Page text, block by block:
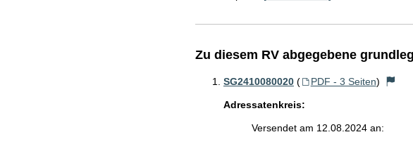
Zu diesem RV abgegebene
SG2410080020 ( PDF - 3 Seiten)
Adressatenkreis:
Versendet am 12.08.2024 an: